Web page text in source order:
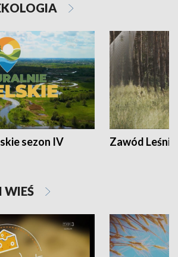
sezon IV Zawód Leśnik
WIEŚ